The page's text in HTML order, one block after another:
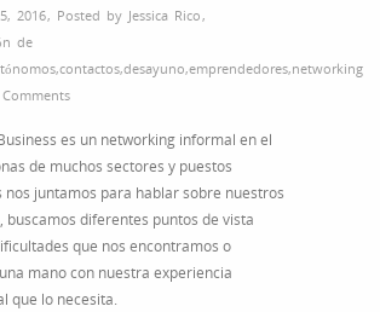
2016, Posted by Jessica Rico,
de
,contactos,desayuno,emprendedores,networking
es un networking informal en el
de muchos sectores y puestos
nos juntamos para hablar sobre nuestros
buscamos diferentes puntos de vista
que nos encontramos o
mano con nuestra experiencia
que lo necesita.